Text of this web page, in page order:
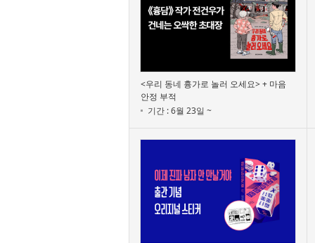
<우리 동네 흉가로 놀러 오세요> + 마음
안정 부적
기간 : 6월 23일 ~